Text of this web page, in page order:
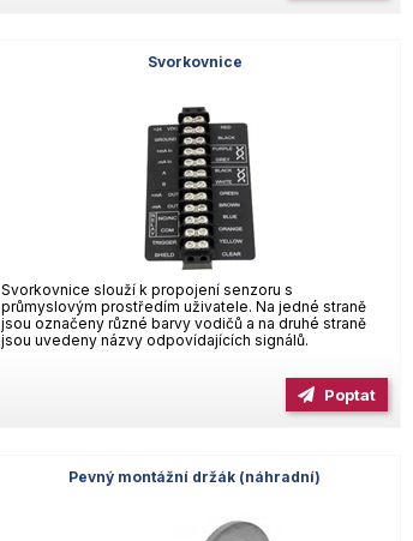
Svorkovnice
Svorkovnice slouží k propojení senzoru s
průmyslovým prostředím uživatele. Na jedné straně
jsou označeny různé barvy vodičů a na druhé straně
jsou uvedeny názvy odpovídajících signálů.
Poptat
Pevný montážní držák (náhradní)